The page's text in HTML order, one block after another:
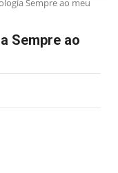
Sempre ao meu
Sempre ao